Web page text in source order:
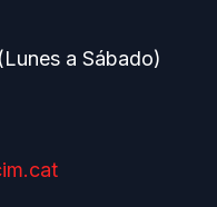
a Sábado)